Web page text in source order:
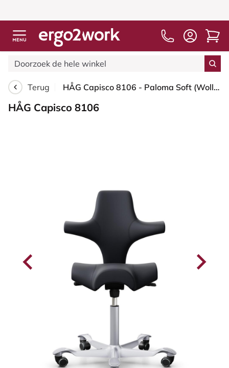
Terug HÅG Capisco 8106 - Paloma Soft (Wollsdorf) - Semi-aniline Leder - ATG55185 - Charcoal - Zilver - 265 mm (Zithoogte 53-79cm) - Harde wielen t.b.v. zachte vloeren
HÅG Capisco 8106